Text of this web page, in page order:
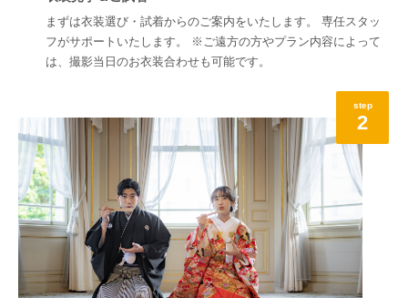
まずは衣装選び・試着からのご案内をいたします。 専任スタッ
フがサポートいたします。 ※ご遠方の方やプラン内容によって
は、撮影当日のお衣装合わせも可能です。
step
2